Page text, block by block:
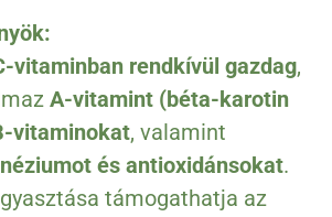
vitaminban rendkívül gazdag,
A-vitamint (béta-karotin
vitaminokat, valamint
és antioxidánsokat.
támogathatja az